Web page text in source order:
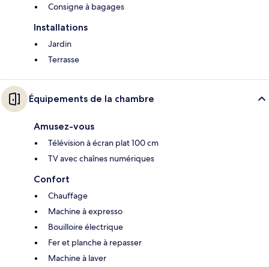
Consigne à bagages
Installations
Jardin
Terrasse
Équipements de la chambre
Amusez-vous
Télévision à écran plat 100 cm
TV avec chaînes numériques
Confort
Chauffage
Machine à expresso
Bouilloire électrique
Fer et planche à repasser
Machine à laver